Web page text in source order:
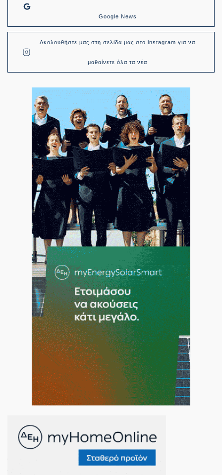
Google News
Ακολουθήστε μας στη σελίδα μας στο instagram για να
μαθαίνετε όλα τα νέα